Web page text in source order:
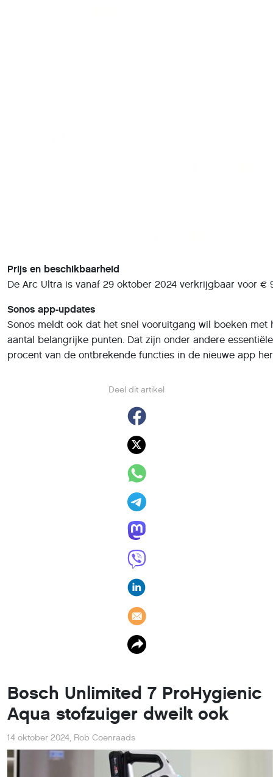
Deel dit artikel
Prijs en beschikbaarheid
De Arc Ultra is vanaf 29 oktober 2024 verkrijgbaar voor €
Sonos app-updates
Sonos meldt ook dat het snel vooruitgang wil boeken
aantal belangrijke punten. Dat zijn onder andere
procent van de ontbrekende functies in de nieuwe app
Bosch Unlimited 7 ProHygienic
Aqua stofzuiger dweilt ook
14 oktober 2024, Rob Coenraads